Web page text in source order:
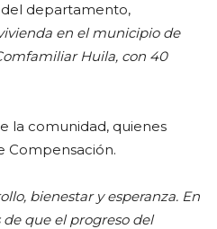
departamento,
en el municipio de
Huila, con 40
la comunidad, quienes
Compensación.
bienestar y esperanza. En
que el progreso del